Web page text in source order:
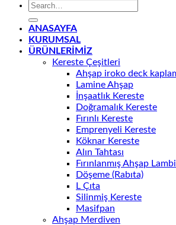
ANASAYFA
KURUMSAL
ÜRÜNLERİMİZ
Kereste Çeşitleri
Ahşap iroko deck
Lamine Ahşap
İnşaatlık Kereste
Doğramalık Kereste
Fırınlı Kereste
Emprenyeli Kereste
Köknar Kereste
Alın Tahtası
Fırınlanmış Ahşap
Döşeme (Rabıta)
L Çıta
Silinmiş Kereste
Masifpan
Ahşap Merdiven